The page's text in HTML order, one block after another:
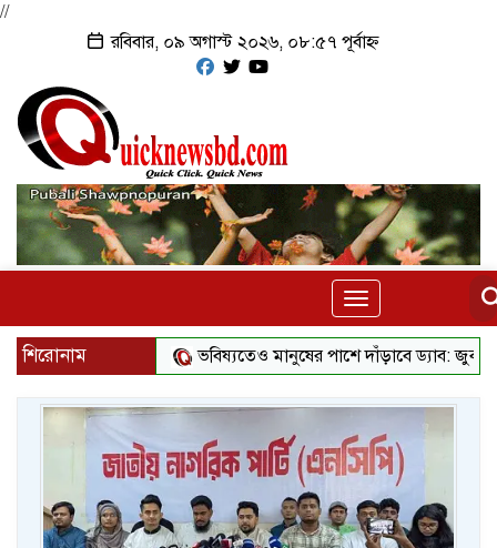
//
রবিবার, ০৯ অগাস্ট ২০২৬, ০৮:৫৭ পূর্বাহ্ন
Toggle
navigation
শিরোনাম ভবিষ্যতেও মানুষের পাশে দাঁড়াবে ড্যাব: জুবাইদা রহমান